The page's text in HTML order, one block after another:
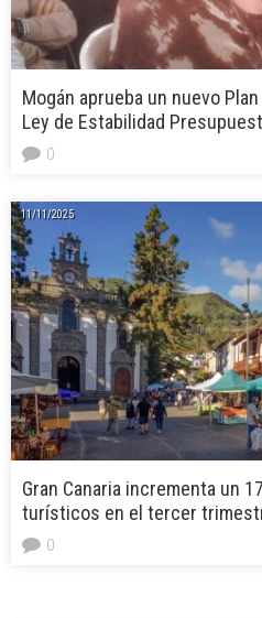
Mogán aprueba un nuevo
Ley de Estabilidad
0
11/11/2025
Gran Canaria incrementa un
turísticos en el tercer
0